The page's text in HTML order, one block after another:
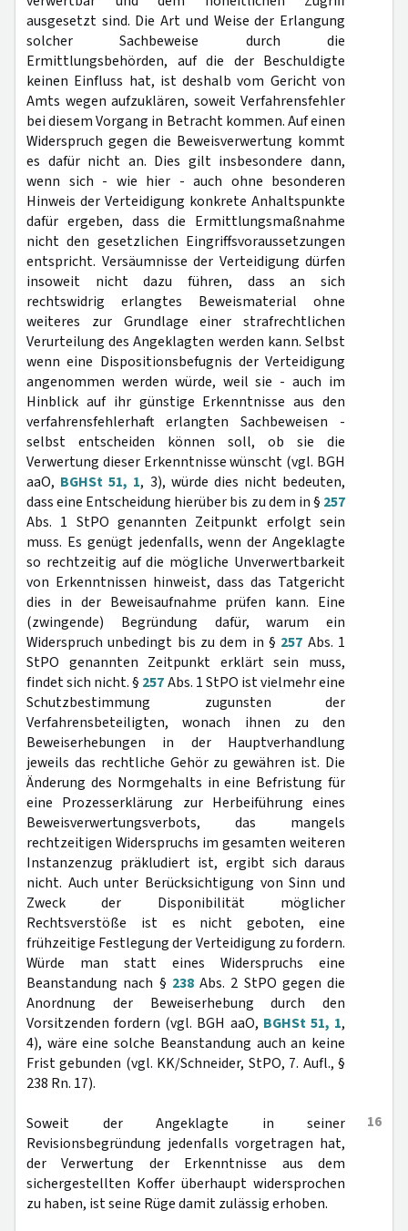
ausgesetzt sind. Die Art und Weise der Erlangung
solcher Sachbeweise durch die
Ermittlungsbehörden, auf die der Beschuldigte
keinen Einfluss hat, ist deshalb vom Gericht von
Amts wegen aufzuklären, soweit Verfahrensfehler
bei diesem Vorgang in Betracht kommen. Auf einen
Widerspruch gegen die Beweisverwertung kommt
es dafür nicht an. Dies gilt insbesondere dann,
wenn sich - wie hier - auch ohne besonderen
Hinweis der Verteidigung konkrete Anhaltspunkte
dafür ergeben, dass die Ermittlungsmaßnahme
nicht den gesetzlichen Eingriffsvoraussetzungen
entspricht. Versäumnisse der Verteidigung dürfen
insoweit nicht dazu führen, dass an sich
rechtswidrig erlangtes Beweismaterial ohne
weiteres zur Grundlage einer strafrechtlichen
Verurteilung des Angeklagten werden kann. Selbst
wenn eine Dispositionsbefugnis der Verteidigung
angenommen werden würde, weil sie - auch im
Hinblick auf ihr günstige Erkenntnisse aus den
verfahrensfehlerhaft erlangten Sachbeweisen -
selbst entscheiden können soll, ob sie die
Verwertung dieser Erkenntnisse wünscht (vgl. BGH
aaO, BGHSt 51, 1, 3), würde dies nicht bedeuten,
dass eine Entscheidung hierüber bis zu dem in § 257
Abs. 1 StPO genannten Zeitpunkt erfolgt sein
muss. Es genügt jedenfalls, wenn der Angeklagte
so rechtzeitig auf die mögliche Unverwertbarkeit
von Erkenntnissen hinweist, dass das Tatgericht
dies in der Beweisaufnahme prüfen kann. Eine
(zwingende) Begründung dafür, warum ein
Widerspruch unbedingt bis zu dem in § 257 Abs. 1
StPO genannten Zeitpunkt erklärt sein muss,
findet sich nicht. § 257Abs. 1 StPO ist vielmehr eine
Schutzbestimmung zugunsten der
Verfahrensbeteiligten, wonach ihnen zu den
Beweiserhebungen in der Hauptverhandlung
jeweils das rechtliche Gehör zu gewähren ist. Die
Änderung des Normgehalts in eine Befristung für
eine Prozesserklärung zur Herbeiführung eines
Beweisverwertungsverbots, das mangels
rechtzeitigen Widerspruchs im gesamten weiteren
Instanzenzug präkludiert ist, ergibt sich daraus
nicht. Auch unter Berücksichtigung von Sinn und
Zweck der Disponibilität möglicher
Rechtsverstöße ist es nicht geboten, eine
frühzeitige Festlegung der Verteidigung zu fordern.
Würde man statt eines Widerspruchs eine
Beanstandung nach § 238Abs. 2 StPO gegen die
Anordnung der Beweiserhebung durch den
Vorsitzenden fordern (vgl. BGH aaO, BGHSt 51, 1,
4), wäre eine solche Beanstandung auch an keine
Frist gebunden (vgl. KK/Schneider, StPO, 7. Aufl., §
238 Rn. 17).
16
Soweit der Angeklagte in seiner
Revisionsbegründung jedenfalls vorgetragen hat,
der Verwertung der Erkenntnisse aus dem
sichergestellten Koffer überhaupt widersprochen
zu haben, ist seine Rüge damit zulässig erhoben.